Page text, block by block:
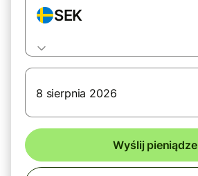
SEK
8 sierpnia 2026
Wyślij pieniądze